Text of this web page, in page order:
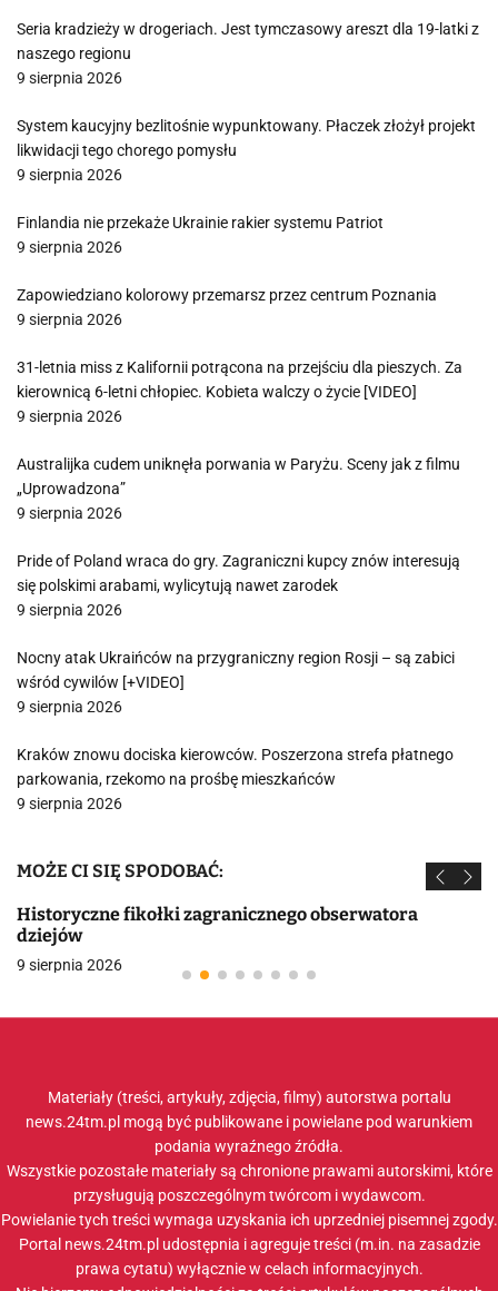
Seria kradzieży w drogeriach. Jest tymczasowy areszt dla 19-latki z
naszego regionu
9 sierpnia 2026
System kaucyjny bezlitośnie wypunktowany. Płaczek złożył projekt
likwidacji tego chorego pomysłu
9 sierpnia 2026
Finlandia nie przekaże Ukrainie rakier systemu Patriot
9 sierpnia 2026
Zapowiedziano kolorowy przemarsz przez centrum Poznania
9 sierpnia 2026
31-letnia miss z Kalifornii potrącona na przejściu dla pieszych. Za
kierownicą 6-letni chłopiec. Kobieta walczy o życie [VIDEO]
9 sierpnia 2026
Australijka cudem uniknęła porwania w Paryżu. Sceny jak z filmu
„Uprowadzona”
9 sierpnia 2026
Pride of Poland wraca do gry. Zagraniczni kupcy znów interesują
się polskimi arabami, wylicytują nawet zarodek
9 sierpnia 2026
Nocny atak Ukraińców na przygraniczny region Rosji – są zabici
wśród cywilów [+VIDEO]
9 sierpnia 2026
Kraków znowu dociska kierowców. Poszerzona strefa płatnego
parkowania, rzekomo na prośbę mieszkańców
9 sierpnia 2026
MOŻE CI SIĘ SPODOBAĆ:
Historyczne fikołki zagranicznego obserwatora
dziejów
9 sierpnia 2026
Materiały (treści, artykuły, zdjęcia, filmy) autorstwa portalu
news.24tm.pl mogą być publikowane i powielane pod warunkiem
podania wyraźnego źródła.
Wszystkie pozostałe materiały są chronione prawami autorskimi, które
przysługują poszczególnym twórcom i wydawcom.
Powielanie tych treści wymaga uzyskania ich uprzedniej pisemnej zgody.
Portal news.24tm.pl udostępnia i agreguje treści (m.in. na zasadzie
prawa cytatu) wyłącznie w celach informacyjnych.